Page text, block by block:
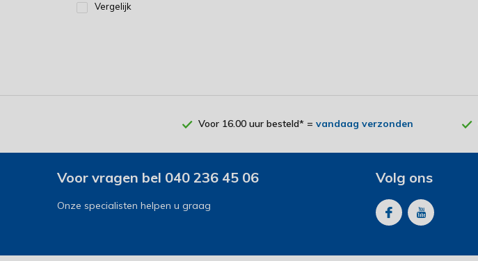
Vergelijk
Voor 16.00 uur besteld* = vandaag verzonden
Voor vragen bel 040 236 45 06
Onze specialisten helpen u graag
Volg ons